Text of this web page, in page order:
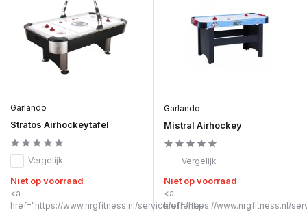
Garlando
Stratos Airhockeytafel
Vergelijk
Niet op voorraad
<a
href="https://www.nrgfitness.nl/service/offerte-
Garlando
Mistral Airhockey
Vergelijk
Niet op voorraad
<a
href="https://www.nrgfitness.nl/